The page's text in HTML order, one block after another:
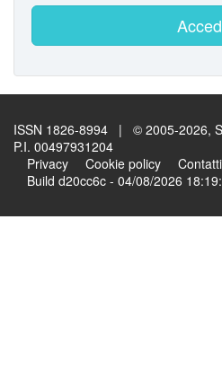
ISSN 1826-8994 | © 2005-2026,
P.I. 00497931204
Privacy
Cookie policy
Contatti
Build d20cc6c - 04/08/2026